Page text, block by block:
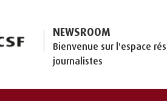
NEWSROOM
Bienvenue sur l'espace
journalistes